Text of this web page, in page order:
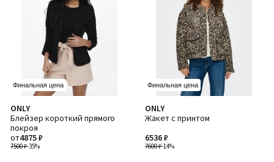
Финальная цена
ONLY
Блейзер короткий прямого
покроя
7500 ₽-35%
от4875 ₽
4,1
/ 5
Финальная цена
ONLY
Жакет с принтом
7600 ₽-14%
6536 ₽
4,3
/ 5